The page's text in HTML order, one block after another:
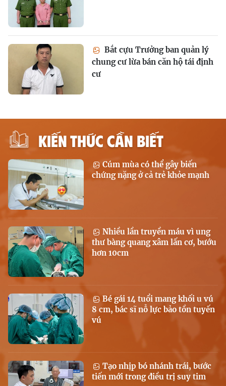
Bắt cựu Trưởng ban quản lý
chung cư lừa bán căn hộ tái định
cư
KIẾN THỨC CẦN BIẾT
Cúm mùa có thể gây biến
chứng nặng ở cả trẻ khỏe mạnh
Nhiều lần truyền máu vì ung
thư bàng quang xâm lấn cơ, bướu
hơn 10cm
Bé gái 14 tuổi mang khối u vú
8 cm, bác sĩ nỗ lực bảo tồn tuyến
vú
Tạo nhịp bó nhánh trái, bước
tiến mới trong điều trị suy tim